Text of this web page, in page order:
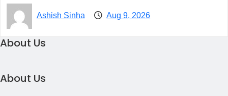
Ashish Sinha Aug 9, 2026
About Us
About Us